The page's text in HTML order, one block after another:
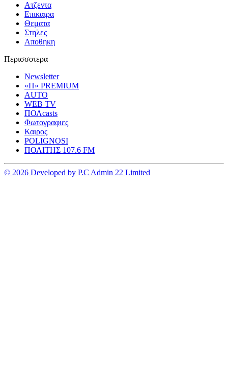
Ατζεντα
Επικαιρα
Θεματα
Στηλες
Αποθηκη
Περισσοτερα
Newsletter
«Π» PREMIUM
AUTO
WEB TV
ΠΟΛcasts
Φωτογραφιες
Καιρος
POLIGNOSI
ΠΟΛΙΤΗΣ 107.6 FM
© 2026 Developed by P.C Admin 22 Limited